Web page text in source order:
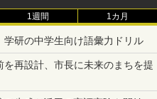
1週間 1カ月
学研の中学生向け語彙力ドリル
再設計、市長に未来のまちを提